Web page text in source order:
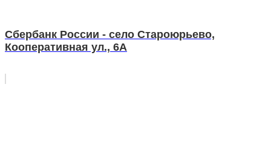
Сбербанк России - село Староюрьево,
Кооперативная ул., 6А